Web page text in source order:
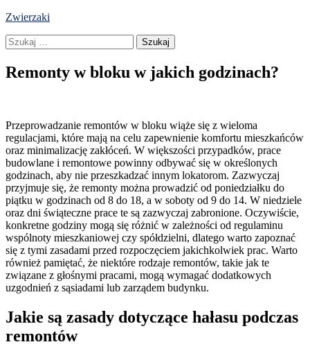
Skip
content
Zwierzaki
Szukaj:
Remonty w bloku w jakich godzinach?
Przeprowadzanie remontów w bloku wiąże się z wieloma
regulacjami, które mają na celu zapewnienie komfortu mieszkańców
oraz minimalizację zakłóceń. W większości przypadków, prace
budowlane i remontowe powinny odbywać się w określonych
godzinach, aby nie przeszkadzać innym lokatorom. Zazwyczaj
przyjmuje się, że remonty można prowadzić od poniedziałku do
piątku w godzinach od 8 do 18, a w soboty od 9 do 14. W niedziele
oraz dni świąteczne prace te są zazwyczaj zabronione. Oczywiście,
konkretne godziny mogą się różnić w zależności od regulaminu
wspólnoty mieszkaniowej czy spółdzielni, dlatego warto zapoznać
się z tymi zasadami przed rozpoczęciem jakichkolwiek prac. Warto
również pamiętać, że niektóre rodzaje remontów, takie jak te
związane z głośnymi pracami, mogą wymagać dodatkowych
uzgodnień z sąsiadami lub zarządem budynku.
Jakie są zasady dotyczące hałasu podczas
remontów